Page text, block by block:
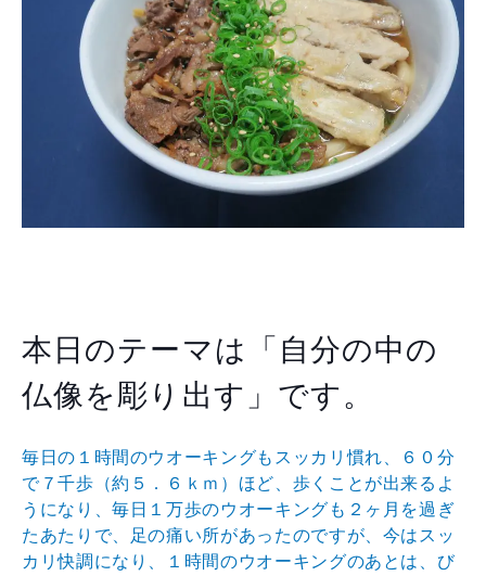
本日のテーマは「自分の中の
仏像を彫り出す」です。
毎日の１時間のウオーキングもスッカリ慣れ、６０分
で７千歩（約５．６ｋｍ）ほど、歩くことが出来るよ
うになり
、毎日１万歩のウオーキングも２ヶ月を過ぎ
たあたりで、
足の痛い所があったのですが、今はスッ
カリ快調になり、
１時間のウオーキングのあとは、び